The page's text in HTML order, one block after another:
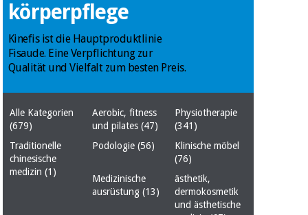
Angebote
Fisaude
Tech
Academy
Traditionelle
chinesische
medizin
Klinische
Therapeutische
schränke
Essentielles
schutzmaterial
Nachricht
Outlet
Medizinische
ausrüstung
Traditionelle
medizin
möbel
körperpflege
Kinefis ist die Hauptproduktlinie
Fisaude. Eine Verpflichtung zur
Qualität und Vielfalt zum besten Preis.
Alle Kategorien
(679)
Aerobic, fitness
und pilates (47)
Physiotherapie
(341)
Traditionelle
chinesische
medizin (1)
Podologie (56)
Klinische möbel
(76)
Medizinische
ausrüstung (13)
ästhetik,
dermokosmetik
und ästhetische